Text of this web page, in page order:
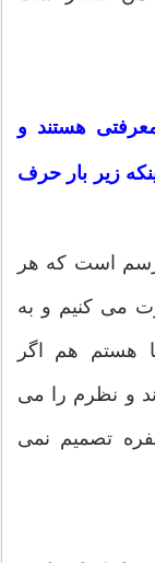
هستند و
زیر بار حرف
است که هر
می کنیم و به
هستم هم اگر
و نظرم را می
تصمیم نمی